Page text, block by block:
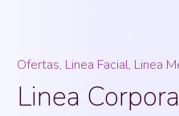
Ofertas, Linea Facial, Linea
Linea